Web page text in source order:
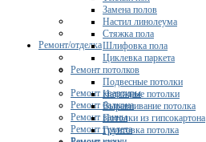
Ремонт/отделка
Ремонт квартиры
Ремонт балкона
Ремонт ванны
Ремонт туалета
Замена полов
Настил линолеума
Стяжка пола
Шлифовка пола
Циклевка паркета
Ремонт потолков
Подвесные потолки
Натяжные потолки
Выравнивание потолка
Потолки из гипсокартона
Грунтовка потолка